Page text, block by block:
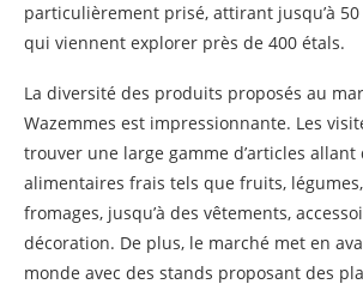
particulièrement prisé, attirant jusqu’à
qui viennent explorer près de 400 étals.
La diversité des produits proposés au
Wazemmes est impressionnante. Les
trouver une large gamme d’articles
alimentaires frais tels que fruits,
fromages, jusqu’à des vêtements,
décoration. De plus, le marché met en
monde avec des stands proposant des